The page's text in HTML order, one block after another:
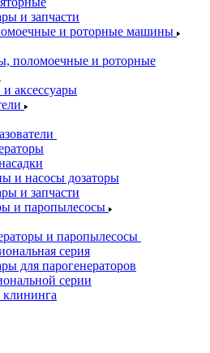
и запчасти
и роторные машины
поломоечные и роторные
и аксессуары
и насосы дозаторы
и запчасти
и паропылесосы
и паропылесосы
серия
для парогенераторов
серии
клининга